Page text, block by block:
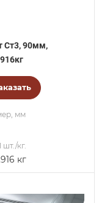
Ст3, 90мм,
мм
шт./кг.
кг